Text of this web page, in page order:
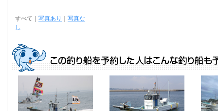
すべて 写真あり
写真な
し